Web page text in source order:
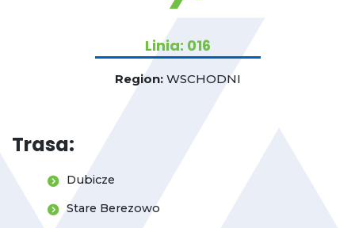
Linia: 016
Region:WSCHODNI
Trasa:
Dubicze
Stare Berezowo